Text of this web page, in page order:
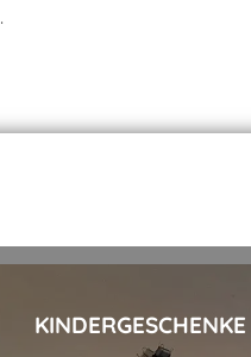
KINDERGESCHENKE